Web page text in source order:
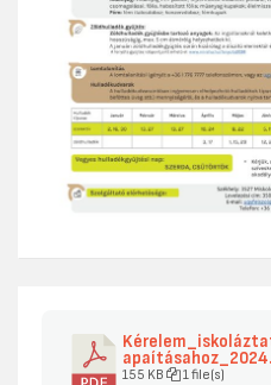
155 KB 1 file(s)